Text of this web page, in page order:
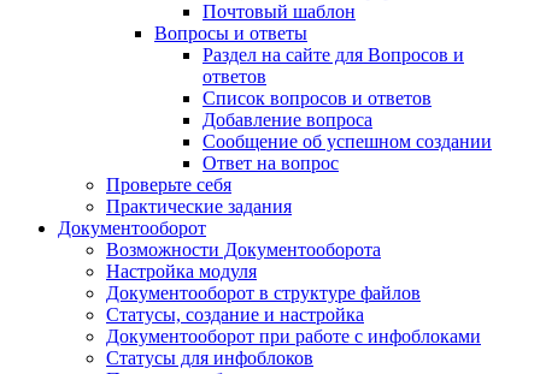
Почтовый шаблон
Вопросы и ответы
Раздел на сайте для Вопросов и
ответов
Список вопросов и ответов
Добавление вопроса
Сообщение об успешном создании
Ответ на вопрос
Проверьте себя
Практические задания
Документооборот
Возможности Документооборота
Настройка модуля
Документооборот в структуре файлов
Статусы, создание и настройка
Документооборот при работе с инфоблоками
Статусы для инфоблоков